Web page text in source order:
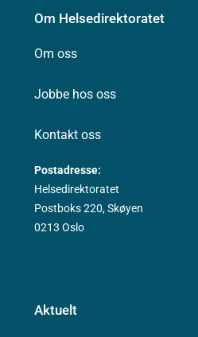
Om Helsedirektoratet
Om oss
Jobbe hos oss
Kontakt oss
Postadresse:
Helsedirektoratet
Postboks 220, Skøyen
0213 Oslo
Aktuelt